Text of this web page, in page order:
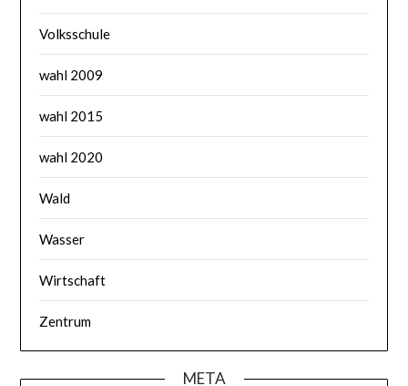
Volksschule
wahl 2009
wahl 2015
wahl 2020
Wald
Wasser
Wirtschaft
Zentrum
META